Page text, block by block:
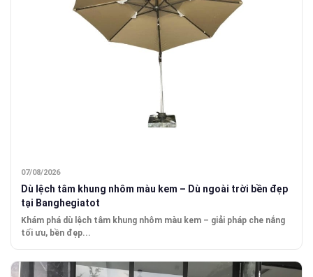
07/08/2026
Dù lệch tâm khung nhôm màu kem – Dù ngoài trời bền đẹp
tại Banghegiatot
Khám phá dù lệch tâm khung nhôm màu kem – giải pháp che nắng
tối ưu, bền đẹp...